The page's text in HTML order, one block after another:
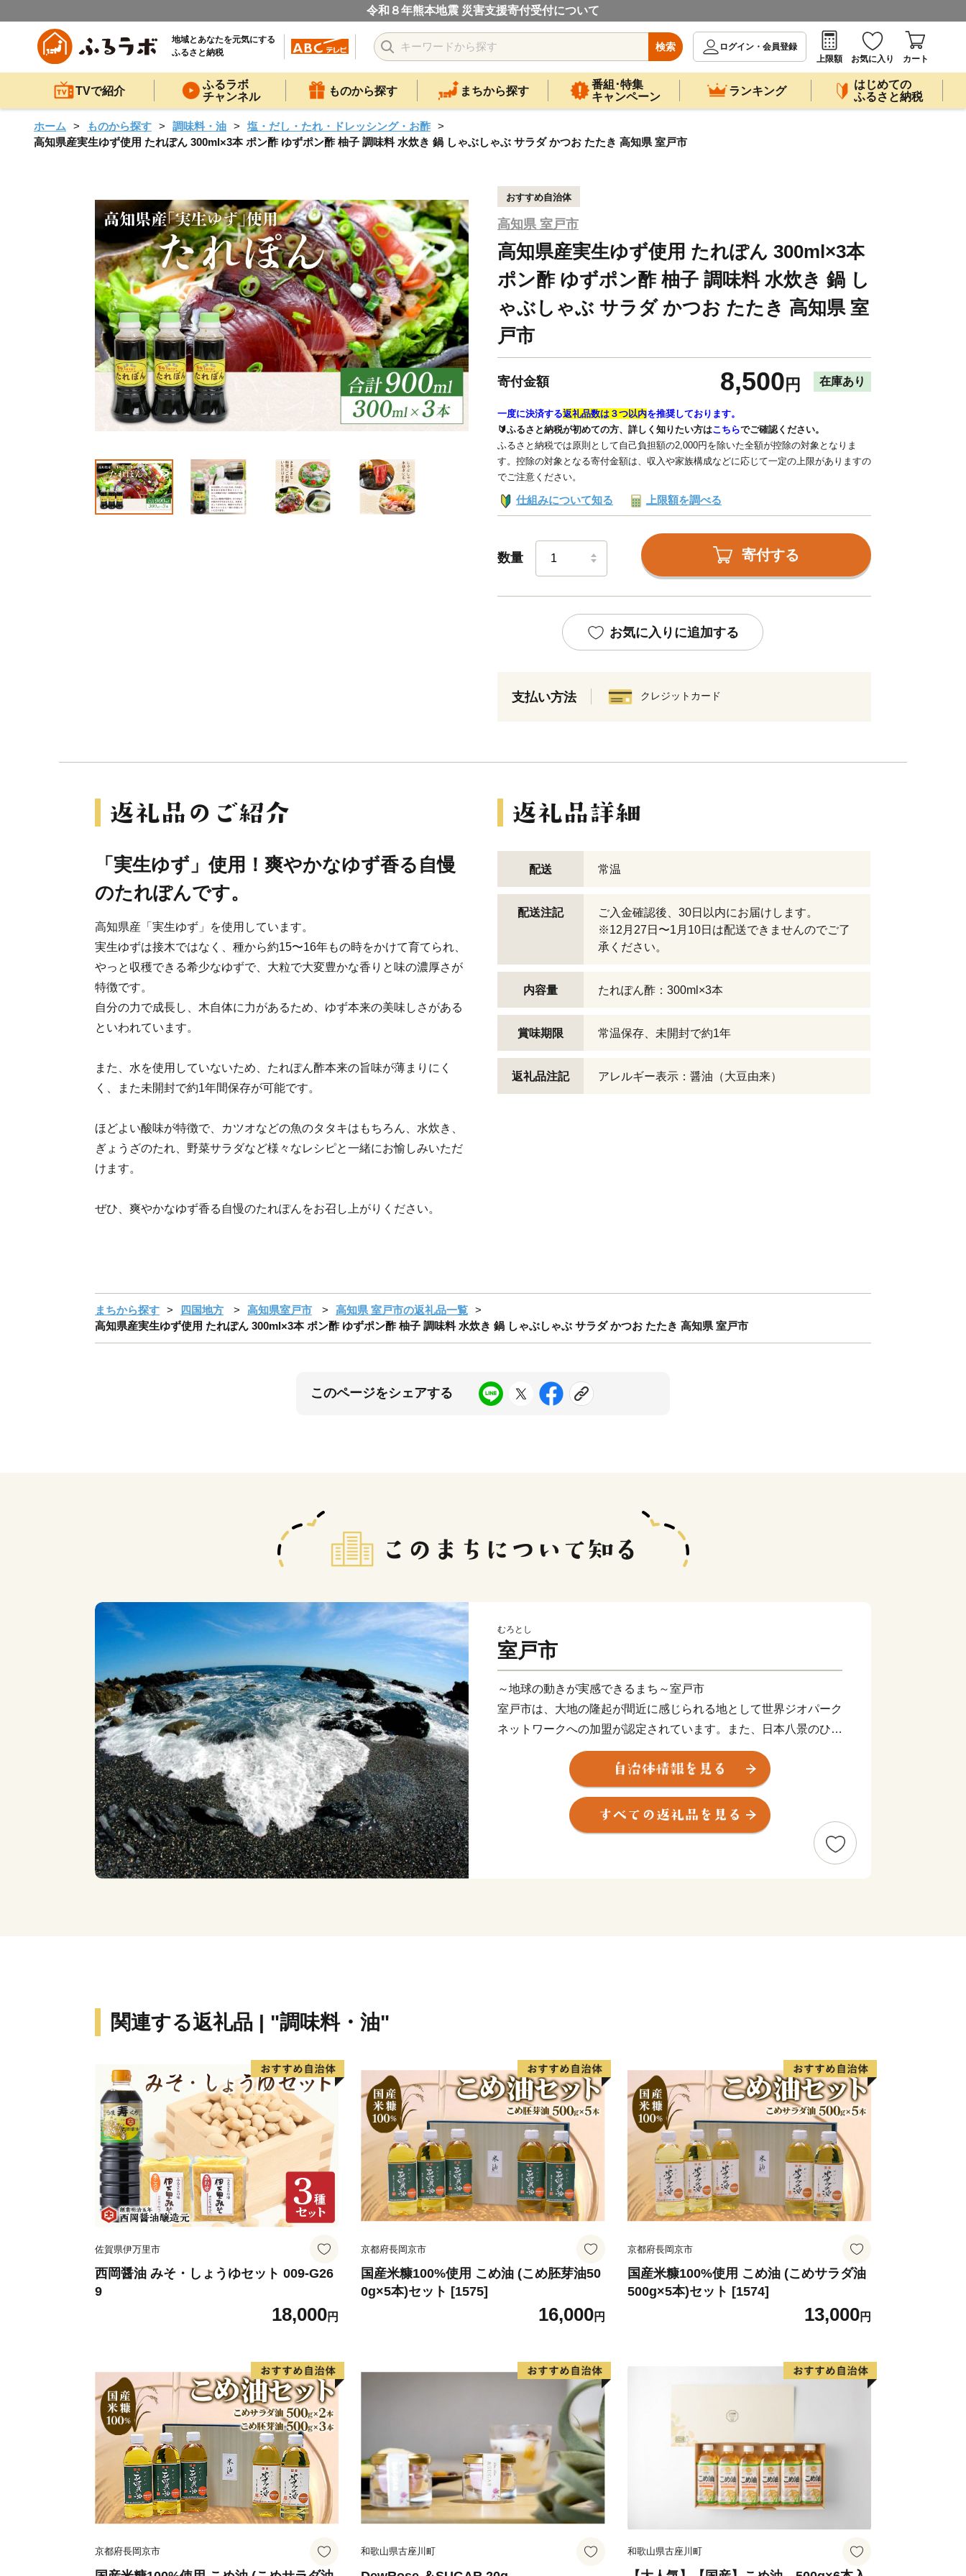
令和８年熊本地震 災害支援寄付受付について
地域とあなたを元気にする
ふるさと納税
検索
ログイン・会員登録
上限額
お気に入り カート
TVで紹介
ふるラボ
チャンネル
ものから探す まちから探す
番組･特集
キャンペーン
ランキング
はじめての
ふるさと納税
ホーム ものから探す 調味料・油
塩・だし・たれ・ドレッシング・お酢
高知県産実生ゆず使用 たれぽん 300ml×3本 ポン酢 ゆずポン酢 柚子 調味料 水炊き 鍋 しゃぶしゃぶ サラダ かつお たたき 高知県 室戸市
おすすめ自治体
高知県 室戸市
高知県産実生ゆず使用 たれぽん 300ml×3本
ポン酢 ゆずポン酢 柚子 調味料 水炊き 鍋 し
ゃぶしゃぶ サラダ かつお たたき 高知県 室
戸市
寄付金額 8,500 円 在庫あり
一度に決済する返礼品数は３つ以内を推奨しております。
🔰ふるさと納税が初めての方、詳しく知りたい方はこちらでご確認ください。
ふるさと納税では原則として自己負担額の2,000円を除いた全額が控除の対象となりま
す。控除の対象となる寄付金額は、収入や家族構成などに応じて一定の上限がありますの
でご注意ください。
仕組みについて知る 上限額を調べる
数量 寄付する
お気に入りに追加する
支払い方法 クレジットカード
「実生ゆず」使用！爽やかなゆず香る自慢
のたれぽんです。
高知県産「実生ゆず」を使用しています。
実生ゆずは接木ではなく、種から約15〜16年もの時をかけて育てられ、
やっと収穫できる希少なゆずで、大粒で大変豊かな香りと味の濃厚さが
特徴です。
自分の力で成長し、木自体に力があるため、ゆず本来の美味しさがある
といわれています。
また、水を使用していないため、たれぽん酢本来の旨味が薄まりにく
く、また未開封で約1年間保存が可能です。
ほどよい酸味が特徴で、カツオなどの魚のタタキはもちろん、水炊き、
ぎょうざのたれ、野菜サラダなど様々なレシピと一緒にお愉しみいただ
けます。
ぜひ、爽やかなゆず香る自慢のたれぽんをお召し上がりください。
配送 常温
配送注記
ご入金確認後、30日以内にお届けします。
※12月27日〜1月10日は配送できませんのでご了
承ください。
内容量 たれぽん酢：300ml×3本
賞味期限 常温保存、未開封で約1年
返礼品注記 アレルギー表示：醤油（大豆由来）
まちから探す 四国地方 高知県室戸市
高知県 室戸市の返礼品一覧
高知県産実生ゆず使用 たれぽん 300ml×3本 ポン酢 ゆずポン酢 柚子 調味料 水炊き 鍋 しゃぶしゃぶ サラダ かつお たたき 高知県 室戸市
このページをシェアする
むろとし
室戸市
～地球の動きが実感できるまち～室戸市
室戸市は、大地の隆起が間近に感じられる地として世界ジオパーク
ネットワークへの加盟が認定されています。また、日本八景のひと
つ室戸岬を有する美しい自然豊かなまちです。金目鯛をはじめ、豊
富な魚種を誇る海産物や温暖な気候を活かしたビワ、さつまいも等
の農産物はもちろん、イルカとのふれあい等、現地での体験メニュ
ーもございます。室戸市が誇る食や自然に触れていただき、室戸市
の魅力を感じていただければ幸いです。
関連する返礼品 | "調味料・油"
佐賀県伊万里市
西岡醤油 みそ・しょうゆセット 009-G26
9
18,000円
京都府長岡京市
国産米糠100%使用 こめ油 (こめ胚芽油50
0g×5本)セット [1575]
16,000円
京都府長岡京市
国産米糠100%使用 こめ油 (こめサラダ油
500g×5本)セット [1574]
13,000円
京都府長岡京市 和歌山県古座川町 和歌山県古座川町